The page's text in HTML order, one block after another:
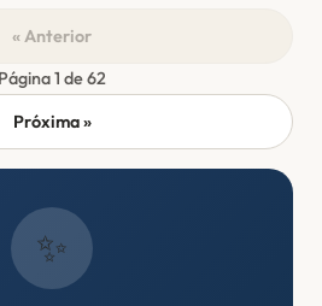
« Anterior
Página 1 de 62
Próxima »
✨